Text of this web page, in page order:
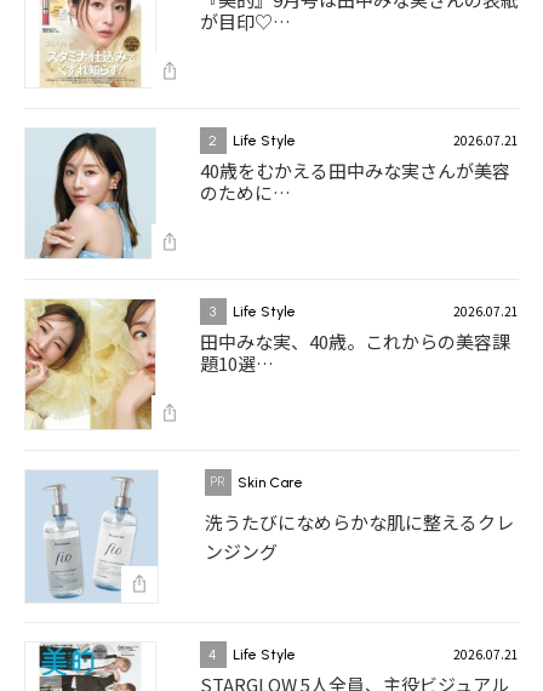
が目印♡…
2 Life Style 2026.07.21
40歳をむかえる田中みな実さんが美容
のために…
3 Life Style 2026.07.21
田中みな実、40歳。これからの美容課
題10選…
Skin Care
洗うたびになめらかな肌に整えるクレ
ンジング
4 Life Style 2026.07.21
STARGLOW 5人全員、主役ビジュアル